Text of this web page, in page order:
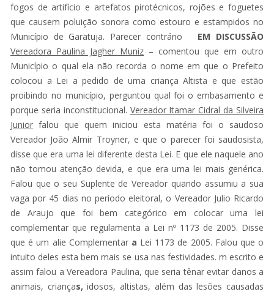
fogos de artifício e artefatos pirotécnicos, rojões e foguetes
que causem poluição sonora como estouro e estampidos no
Município de Garatuja. Parecer contrário
EM DISCUSSÃO
Vereadora Paulina Jagher Muniz – comentou que em outro
Município o qual ela não recorda o nome em que o Prefeito
colocou a Lei a pedido de uma criança Altista e que estão
proibindo no município, perguntou qual foi o embasamento e
porque seria inconstitucional. Vereador Itamar Cidral da Silveira
Junior falou que quem iniciou esta matéria foi o saudoso
Vereador João Almir Troyner, e que o parecer foi saudosista,
disse que era uma lei diferente desta Lei. E que ele naquele ano
não tomou atenção devida, e que era uma lei mais genérica.
Falou que o seu Suplente de Vereador quando assumiu a sua
vaga por 45 dias no período eleitoral, o Vereador Julio Ricardo
de Araujo que foi bem categórico em colocar uma lei
complementar que regulamenta a Lei nº 1173 de 2005. Disse
que é um alie Complementara Lei 1173 de 2005. Falou que o
intuito deles esta bem mais se usa nas festividades. m escrito e
assim falou a Vereadora Paulina, que seria tênar evitar danos a
animais, crianças,idosos, altistas, além das lesões causadas